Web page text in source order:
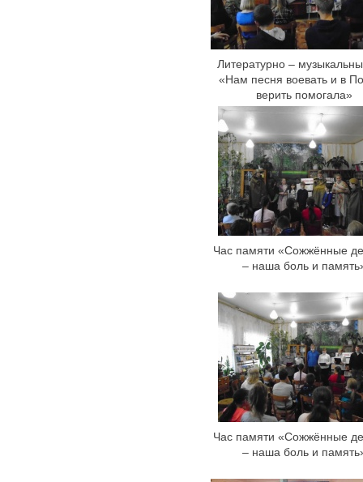
Литературно –
«Нам песня воевать и в
верить помогала»
Час памяти «Сожжённые
– наша боль и
Час памяти «Сожжённые
– наша боль и